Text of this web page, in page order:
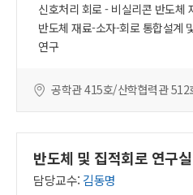
신호처리 회로 - 비실리콘 반도체
반도체 재료-소자-회로 통합설계
연구
공학관 415호/산학협력관 512
반도체 및 집적회로 연구
담당교수: 김동명